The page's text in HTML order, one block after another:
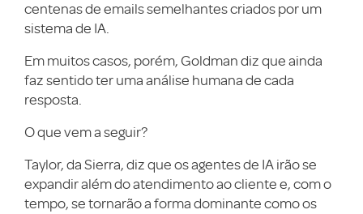
centenas de emails semelhantes criados por um
sistema de IA.
Em muitos casos, porém, Goldman diz que ainda
faz sentido ter uma análise humana de cada
resposta.
O que vem a seguir?
Taylor, da Sierra, diz que os agentes de IA irão se
expandir além do atendimento ao cliente e, com o
tempo, se tornarão a forma dominante como os